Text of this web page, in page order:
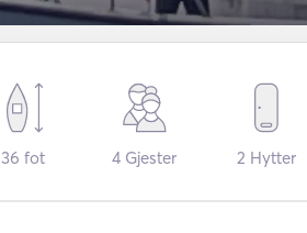
36 fot 4 Gjester 2 Hytter